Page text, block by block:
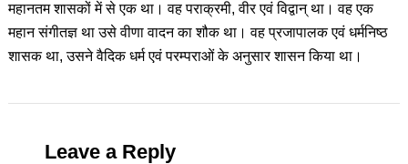
महानतम शासकों में से एक था। वह पराक्रमी, वीर एवं विद्वान् था। वह एक
महान संगीतज्ञ था उसे वीणा वादन का शौक था। वह प्रजापालक एवं धर्मनिष्ठ
शासक था, उसने वैदिक धर्म एवं परम्पराओं के अनुसार शासन किया था।
Leave a Reply